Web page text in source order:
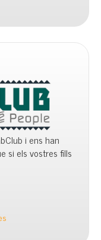
i ens han
si els vostres fills